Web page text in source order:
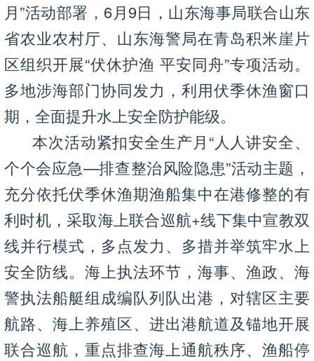
月”活动部署，6月9日，山东海事局联合山东
省农业农村厅、山东海警局在青岛积米崖片
区组织开展“伏休护渔 平安同舟”专项活动。
多地涉海部门协同发力，利用伏季休渔窗口
期，全面提升水上安全防护能级。
本次活动紧扣安全生产月“人人讲安全、
个个会应急—排查整治风险隐患”活动主题，
充分依托伏季休渔期渔船集中在港修整的有
利时机，采取海上联合巡航+线下集中宣教双
线并行模式，多点发力、多措并举筑牢水上
安全防线。海上执法环节，海事、渔政、海
警执法船艇组成编队列队出港，对辖区主要
航路、海上养殖区、进出港航道及锚地开展
联合巡航，重点排查海上通航秩序、渔船停